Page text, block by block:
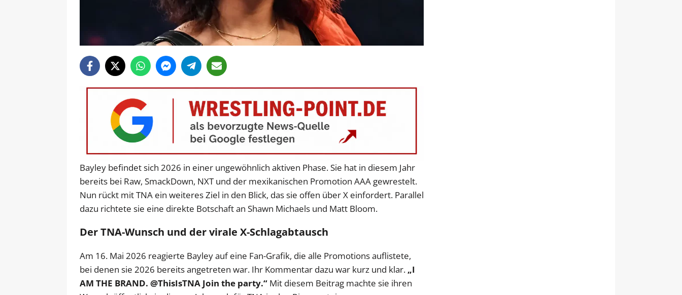
Bayley befindet sich 2026 in einer ungewöhnlich aktiven Phase. Sie hat in diesem Jahr
bereits bei Raw, SmackDown, NXT und der mexikanischen Promotion AAA gewrestelt.
Nun rückt mit TNA ein weiteres Ziel in den Blick, das sie offen über X einfordert. Parallel
dazu richtete sie eine direkte Botschaft an Shawn Michaels und Matt Bloom.
Der TNA-Wunsch und der virale X-Schlagabtausch
Am 16. Mai 2026 reagierte Bayley auf eine Fan-Grafik, die alle Promotions auflistete,
bei denen sie 2026 bereits angetreten war. Ihr Kommentar dazu war kurz und klar. „I
AM THE BRAND. @ThisIsTNA Join the party.“ Mit diesem Beitrag machte sie ihren